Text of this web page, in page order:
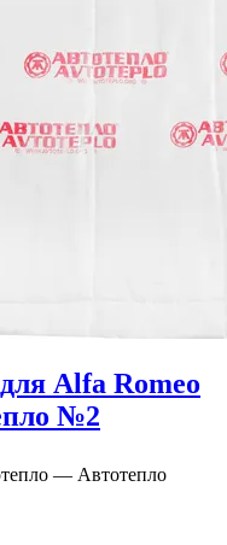
Alfa Romeo
№2
— Автотепло